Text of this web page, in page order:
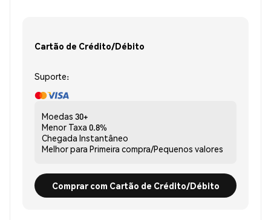
Cartão de Crédito/Débito
Suporte:
Moedas 30+
Menor Taxa 0.8%
Chegada Instantâneo
Melhor para Primeira compra/Pequenos valores
Comprar com Cartão de Crédito/Débito